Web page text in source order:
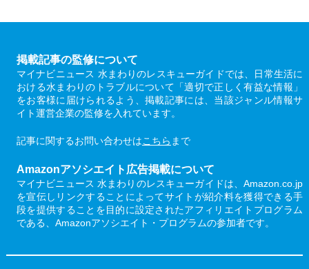
掲載記事の監修について
マイナビニュース 水まわりのレスキューガイドでは、日常生活に
おける水まわりのトラブルについて「適切で正しく有益な情報」
をお客様に届けられるよう、掲載記事には、当該ジャンル情報サ
イト運営企業の監修を入れています。
記事に関するお問い合わせはこちら まで
Amazonアソシエイト広告掲載について
マイナビニュース 水まわりのレスキューガイドは、Amazon.co.jp
を宣伝しリンクすることによってサイトが紹介料を獲得できる手
段を提供することを目的に設定されたアフィリエイトプログラム
である、Amazonアソシエイト・プログラムの参加者です。